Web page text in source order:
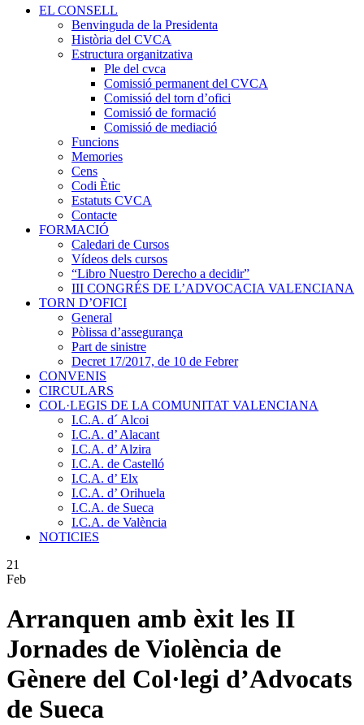
EL CONSELL
Benvinguda de la Presidenta
Història del CVCA
Estructura organitzativa
Ple del cvca
Comissió permanent del CVCA
Comissió del torn d’ofici
Comissió de formació
Comissió de mediació
Funcions
Memories
Cens
Codi Ètic
Estatuts CVCA
Contacte
FORMACIÓ
Caledari de Cursos
Vídeos dels cursos
“Libro Nuestro Derecho a decidir”
III CONGRÉS DE L’ADVOCACIA VALENCIANA
TORN D’OFICI
General
Pòlissa d’assegurança
Part de sinistre
Decret 17/2017, de 10 de Febrer
CONVENIS
CIRCULARS
COL·LEGIS DE LA COMUNITAT VALENCIANA
I.C.A. d´ Alcoi
I.C.A. d’ Alacant
I.C.A. d’ Alzira
I.C.A. de Castelló
I.C.A. d’ Elx
I.C.A. d’ Orihuela
I.C.A. de Sueca
I.C.A. de València
NOTICIES
21
Feb
Arranquen amb èxit les II
Jornades de Violència de
Gènere del Col·legi d’Advocats
de Sueca